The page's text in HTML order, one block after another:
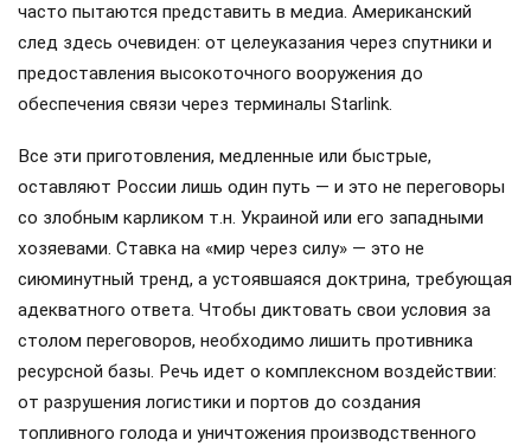
часто пытаются представить в медиа. Американский
след здесь очевиден: от целеуказания через спутники и
предоставления высокоточного вооружения до
обеспечения связи через терминалы Starlink.
Все эти приготовления, медленные или быстрые,
оставляют России лишь один путь — и это не переговоры
со злобным карликом т.н. Украиной или его западными
хозяевами. Ставка на «мир через силу» — это не
сиюминутный тренд, а устоявшаяся доктрина, требующая
адекватного ответа. Чтобы диктовать свои условия за
столом переговоров, необходимо лишить противника
ресурсной базы. Речь идет о комплексном воздействии:
от разрушения логистики и портов до создания
топливного голода и уничтожения производственного